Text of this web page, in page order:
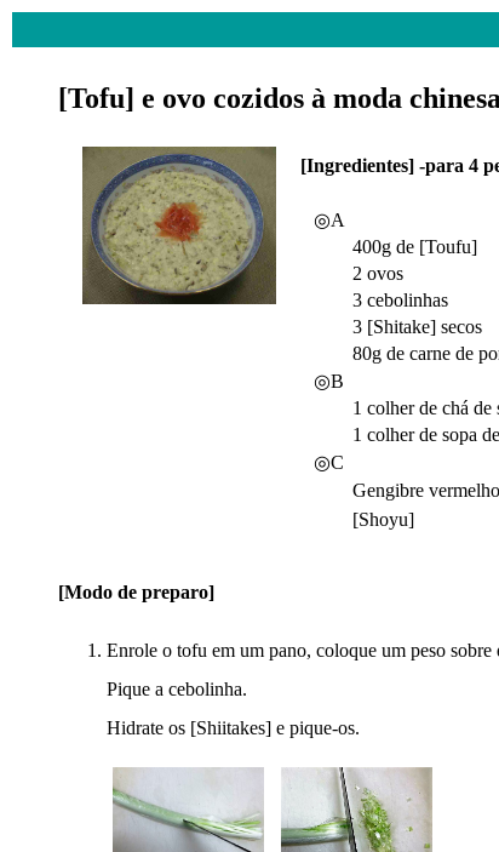
[Tofu] e ovo cozidos à moda
[Ingredientes] -para 4
◎A
400g de [Toufu]
2 ovos
3 cebolinhas
3 [Shitake] secos
80g de carne de
◎B
1 colher de chá de
1 colher de sopa
◎C
Gengibre vermelho
[Shoyu]
[Modo de preparo]
Enrole o tofu em um pano, coloque um peso sobre
Pique a cebolinha.
Hidrate os [Shiitakes] e pique-os.